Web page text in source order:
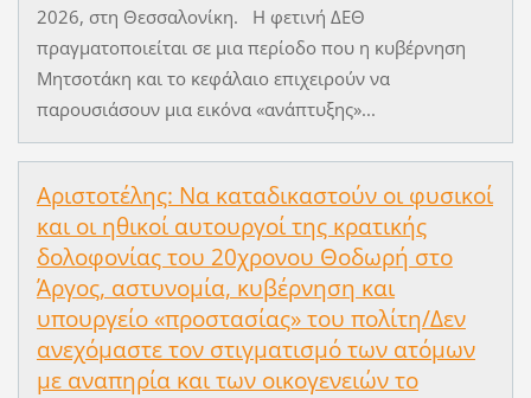
2026, στη Θεσσαλονίκη. Η φετινή ΔΕΘ
πραγματοποιείται σε μια περίοδο που η κυβέρνηση
Μητσοτάκη και το κεφάλαιο επιχειρούν να
παρουσιάσουν μια εικόνα «ανάπτυξης»...
Αριστοτέλης: Να καταδικαστούν οι φυσικοί
και οι ηθικοί αυτουργοί της κρατικής
δολοφονίας του 20χρονου Θοδωρή στο
Άργος, αστυνομία, κυβέρνηση και
υπουργείο «προστασίας» του πολίτη/Δεν
ανεχόμαστε τον στιγματισμό των ατόμων
με αναπηρία και των οικογενειών το